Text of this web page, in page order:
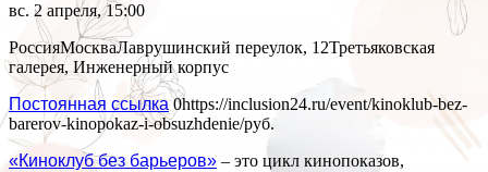
вс. 2 апреля, 15:00
РоссияМоскваЛаврушинский переулок, 12Третьяковская
галерея, Инженерный корпус
Постоянная ссылка 0https://inclusion24.ru/event/kinoklub-bez-
barerov-kinopokaz-i-obsuzhdenie/руб.
«Киноклуб без барьеров» – это цикл кинопоказов,